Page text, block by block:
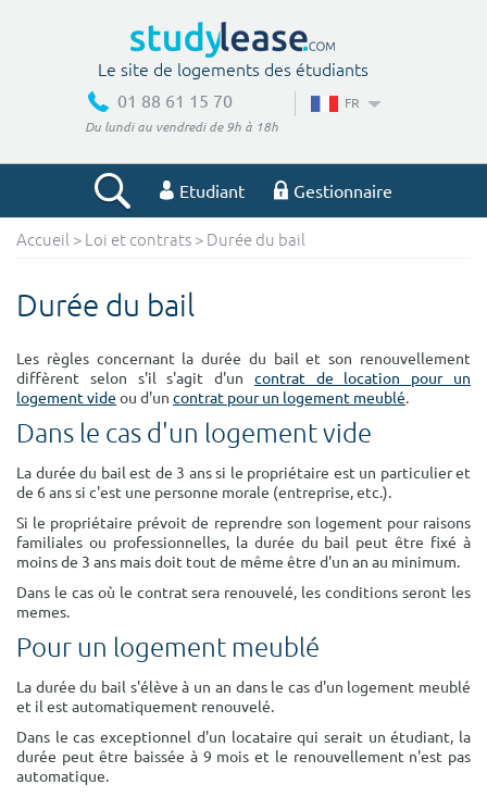
Le site de logements des étudiants
01 88 61 15 70
Du lundi au vendredi de 9h à 18h
FR
Etudiant Gestionnaire
Votre recherche
Ville, école
Budget min Budget max
m²
Surface max
m²
Type de location
Colocation
Votre date d'entrée
Accueil > Loi et contrats > Durée du bail
Durée du bail
Les règles concernant la durée du bail et son renouvellement
diffèrent selon s'il s'agit d'un contrat de location pour un
logement vide ou d'un contrat pour un logement meublé.
Dans le cas d'un logement vide
La durée du bail est de 3 ans si le propriétaire est un particulier et
de 6 ans si c'est une personne morale (entreprise, etc.).
Si le propriétaire prévoit de reprendre son logement pour raisons
familiales ou professionnelles, la durée du bail peut être fixé à
moins de 3 ans mais doit tout de même être d'un an au minimum.
Dans le cas où le contrat sera renouvelé, les conditions seront les
memes.
Pour un logement meublé
La durée du bail s'élève à un an dans le cas d'un logement meublé
et il est automatiquement renouvelé.
Dans le cas exceptionnel d'un locataire qui serait un étudiant, la
durée peut être baissée à 9 mois et le renouvellement n'est pas
automatique.